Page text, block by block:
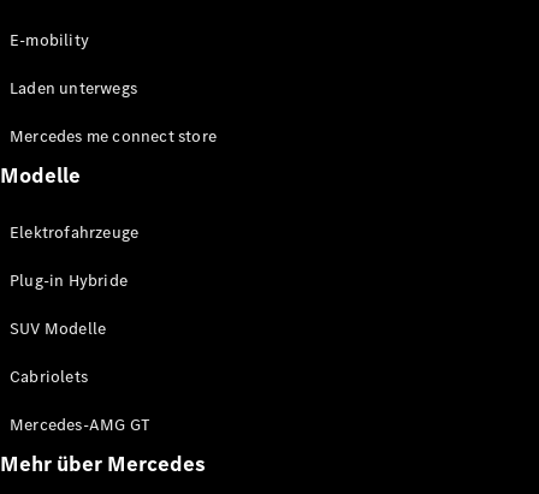
Mercedes-
Mercedes-Benz Store
E-mobility
Laden unterwegs
Mercedes me connect store
Modelle
Elektrofahrzeuge
Plug-in Hybride
SUV Modelle
Cabriolets
Mercedes-AMG GT
Mehr über Mercedes